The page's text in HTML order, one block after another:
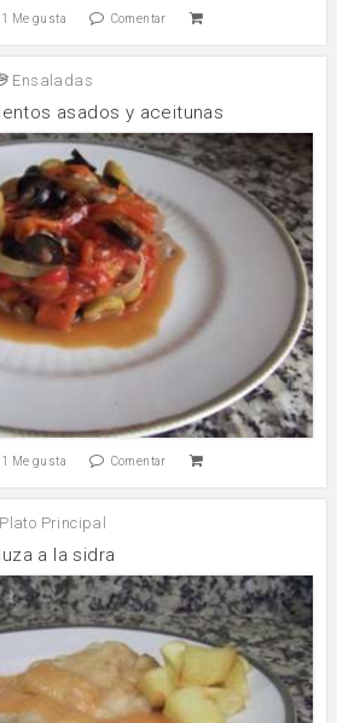
1 Me gusta Comentar
Ensaladas
asados y aceitunas
1 Me gusta Comentar
Plato Principal
a la sidra